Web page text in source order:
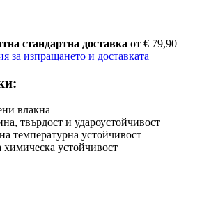
стандартна доставка от € 79,90
за изпращането и доставката
влакна
твърдост и удароустойчивост
температурна устойчивост
устойчивост